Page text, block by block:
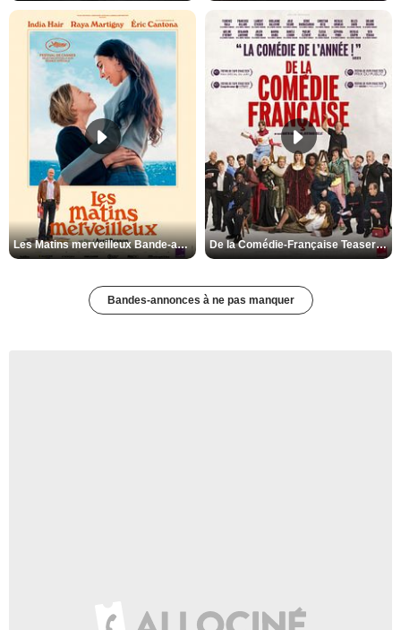
Les Matins merveilleux Bande-annonce VF De la Comédie-Française Teaser VF
Bandes-annonces à ne pas manquer